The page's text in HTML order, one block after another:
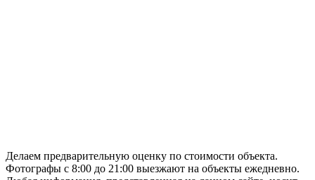
Делаем предварительную оценку по стоимости объекта.
Фотографы с 8:00 до 21:00 выезжают на объекты ежедневно.